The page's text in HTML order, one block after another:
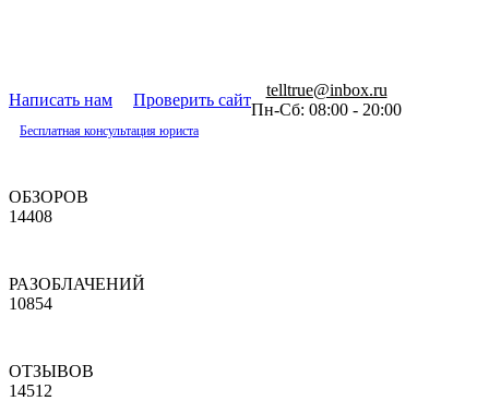
Написать нам Проверить сайт
telltrue@inbox.ru
Пн-Сб: 08:00 - 20:00
Бесплатная консультация юриста
ОБЗОРОВ
14408
РАЗОБЛАЧЕНИЙ
10854
ОТЗЫВОВ
14512